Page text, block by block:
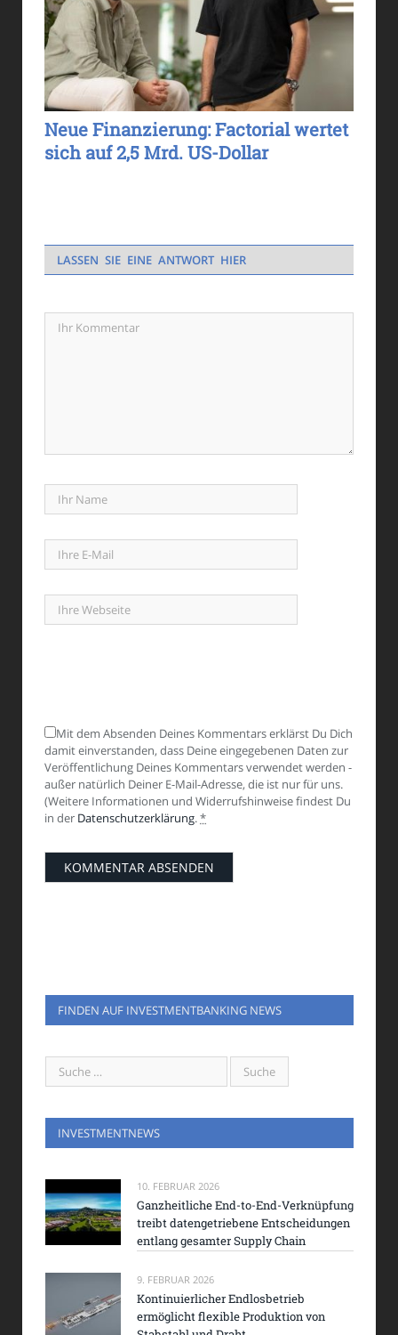
Neue Finanzierung: Factorial wertet
sich auf 2,5 Mrd. US-Dollar
LASSEN SIE EINE ANTWORT HIER
Mit dem Absenden Deines Kommentars erklärst Du Dich
damit einverstanden, dass Deine eingegebenen Daten zur
Veröffentlichung Deines Kommentars verwendet werden -
außer natürlich Deiner E-Mail-Adresse, die ist nur für uns.
(Weitere Informationen und Widerrufshinweise findest Du
in der Datenschutzerklärung.*
FINDEN AUF INVESTMENTBANKING NEWS
INVESTMENTNEWS
10. FEBRUAR 2026
Ganzheitliche End-to-End-Verknüpfung
treibt datengetriebene Entscheidungen
entlang gesamter Supply Chain
9. FEBRUAR 2026
Kontinuierlicher Endlosbetrieb
ermöglicht flexible Produktion von